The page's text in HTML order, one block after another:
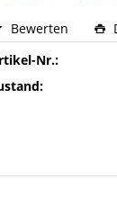
Bewerten
Nr.: